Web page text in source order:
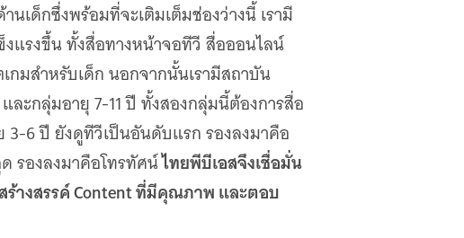
เด็กซึ่งพร้อมที่จะเติมเต็มช่องว่างนี้ เรามี
งแรงขึ้น ทั้งสื่อทางหน้าจอทีวี สื่อออนไลน์
กมสำหรับเด็ก นอกจากนั้นเรามีสถาบัน
ะกลุ่มอายุ 7-11 ปี ทั้งสองกลุ่มนี้ต้องการสื่อ
6 ปี ยังดูทีวีเป็นอันดับแรก รองลงมาคือ
รองลงมาคือโทรทัศน์ไทยพีบีเอสจึงเชื่อมั่น
ร้างสรรค์ Content ที่มีคุณภาพ และตอบ